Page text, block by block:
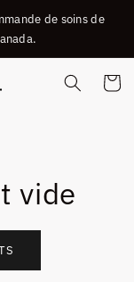
de soins de
Panier
vide